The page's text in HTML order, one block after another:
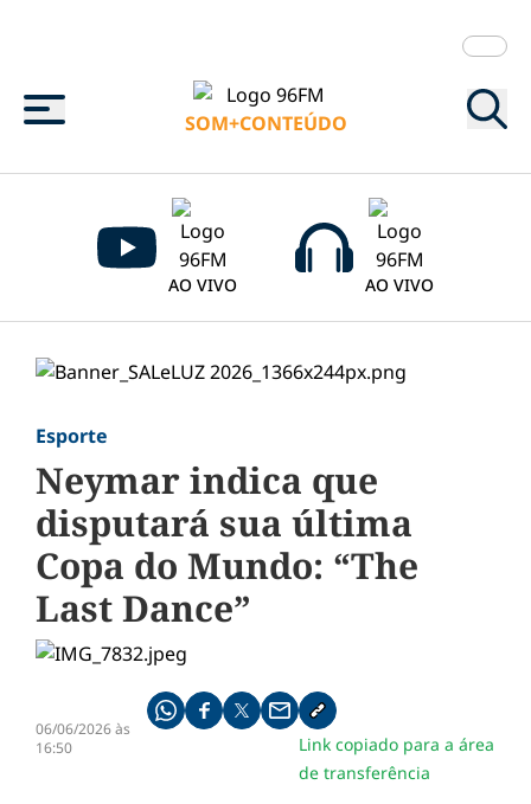
Menu
SOM+CONTEÚDO
AO VIVO AO VIVO
Esporte
Neymar indica que
disputará sua última
Copa do Mundo: “The
Last Dance”
06/06/2026 às
16:50
Compartilhe pelo whatsapp
Compartilhar no facebook
Compartilhar no twitter
Compartilhe pelo email
Copiar link da notícia
Link copiado para a área
de transferência